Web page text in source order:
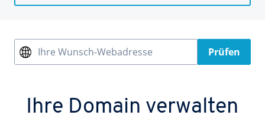
Ihre Wunsch-Webadresse Prüfen
Ihre Domain verwalten